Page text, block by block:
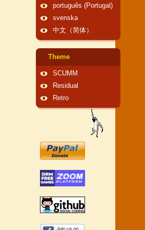
português (Portugal)
svenska
中文（简体）
Theme
SCUMM
Residual
Retro